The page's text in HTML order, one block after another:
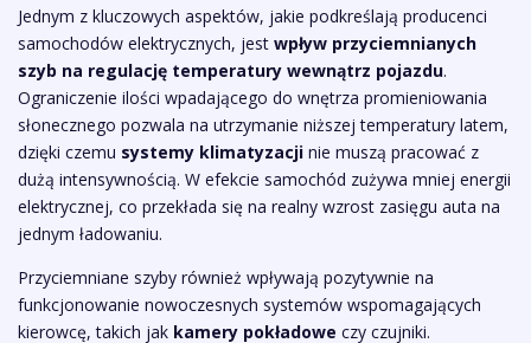
Jednym z kluczowych aspektów, jakie podkreślają producenci
samochodów elektrycznych, jest wpływ przyciemnianych
szyb na regulację temperatury wewnątrz pojazdu.
Ograniczenie ilości wpadającego do wnętrza promieniowania
słonecznego pozwala na utrzymanie niższej temperatury latem,
dzięki czemu systemy klimatyzacji nie muszą pracować z
dużą intensywnością. W efekcie samochód zużywa mniej energii
elektrycznej, co przekłada się na realny wzrost zasięgu auta na
jednym ładowaniu.
Przyciemniane szyby również wpływają pozytywnie na
funkcjonowanie nowoczesnych systemów wspomagających
kierowcę, takich jak kamery pokładowe czy czujniki.